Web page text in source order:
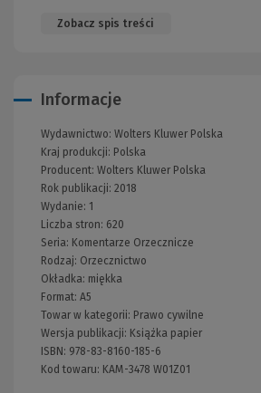
Zobacz spis treści
Informacje
Wydawnictwo: Wolters Kluwer Polska
Kraj produkcji: Polska
Producent: Wolters Kluwer Polska
Rok publikacji: 2018
Wydanie: 1
Liczba stron: 620
Seria: Komentarze Orzecznicze
Rodzaj: Orzecznictwo
Okładka: miękka
Format: A5
Towar w kategorii: Prawo cywilne
Wersja publikacji: Książka papier
ISBN: 978-83-8160-185-6
Kod towaru: KAM-3478 W01Z01